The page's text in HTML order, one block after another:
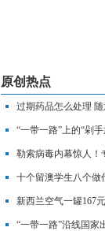
原创热点
过期药品怎么处理
“一带一路”上的“剁
贸新时代
勒索病毒内幕惊人！
么办
十个留澳学生八个做
新西兰空气一罐167
“一带一路”沿线国家